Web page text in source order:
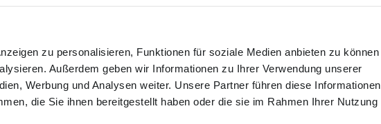
zu personalisieren, Funktionen für soziale Medien anbieten zu können
Außerdem geben wir Informationen zu Ihrer Verwendung unserer
Werbung und Analysen weiter. Unsere Partner führen diese Informationen
die Sie ihnen bereitgestellt haben oder die sie im Rahmen Ihrer Nutzung
Leuchten mit Charme
stehen meist die verwendeten Materialien im Mittelpunkt. Mit den
schaffen Sie ein natürliches Ambiente mit warmer Ausstrahlung.
Erscheinungsbild, eigenen sich für einen ländlichen Einrichtungsstil
Materialien wie Bast, Holz, und Marmor gefertigt. Mit